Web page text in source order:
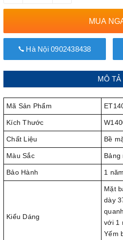
MUA
Hà Nội 0902438438
MÔ TẢ
Mã Sản Phẩm
Kích Thước
Chất Liệu Bề
Màu Sắc Bảng
Bảo Hành 1 năm
Kiểu Dáng
Mặt
dày
với 1
Yếm